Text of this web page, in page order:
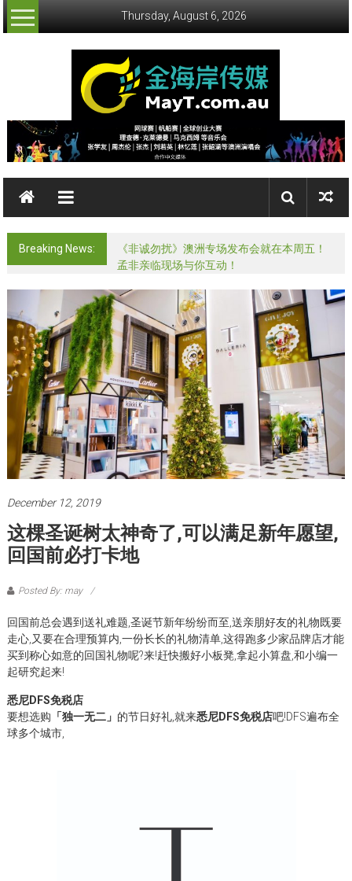
Skip
to
Thursday, August 6, 2026
金
海
岸
传
媒
MayMedia
Breaking News:
《非诚勿扰》澳洲专场发布会就在本周五！
孟非亲临现场与你互动！
December 12, 2019
这棵圣诞树太神奇了,可以满足新年愿望,
回国前必打卡地
Posted By: may
回国前总会遇到送礼难题,圣诞节新年纷纷而至,送亲朋好友的礼物既要
走心,又要在合理预算内,一份长长的礼物清单,这得跑多少家品牌店才能
买到称心如意的回国礼物呢?来!赶快搬好小板凳,拿起小算盘,和小编一
起研究起来!
悉尼DFS免税店
要想选购 「独一无二」 的节日好礼,就来悉尼DFS免税店吧!DFS遍布全
球多个城市,